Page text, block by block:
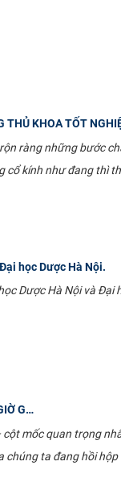
KHOA TỐT
ràng những bước
kính như đang thì
học Dược Hà Nội.
Dược Hà Nội và
G…
mốc quan trọng
chúng ta đang hồi